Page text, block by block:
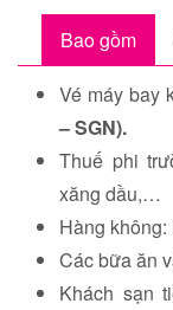
Bao gồm
Vé máy bay
– SGN).
Thuế phi
xăng dầu,…
Hàng không:
Các bữa ăn
Khách sạn